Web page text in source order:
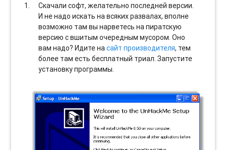
Скачали софт, желательно последней версии.
И не надо искать на всяких развалах, вполне
возможно там вы нарветесь на пиратскую
версию с вшитым очередным мусором. Оно
вам надо? Идите насайт производителя, тем
более там есть бесплатный триал. Запустите
установку программы.